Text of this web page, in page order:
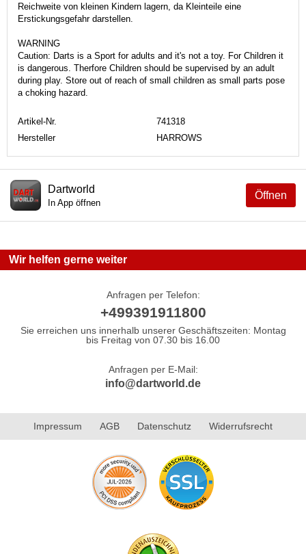
Reichweite von kleinen Kindern lagern, da Kleinteile eine
Erstickungsgefahr darstellen.
WARNING
Caution: Darts is a Sport for adults and it's not a toy. For Children it
is dangerous. Therfore Children should be supervised by an adult
during play. Store out of reach of small children as small parts pose
a choking hazard.
Artikel-Nr.
741318
Hersteller
HARROWS
Öffnen
Dartworld
In App öffnen
Wir helfen gerne weiter
Anfragen per Telefon:
+499391911800
Sie erreichen uns innerhalb unserer Geschäftszeiten: Montag
bis Freitag von 07.30 bis 16.00
Anfragen per E-Mail:
info@dartworld.de
Impressum AGB Datenschutz Widerrufsrecht